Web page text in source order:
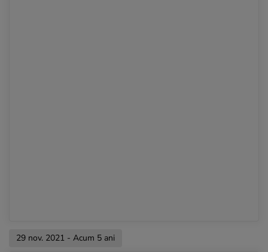
29 nov. 2021 - Acum 5 ani